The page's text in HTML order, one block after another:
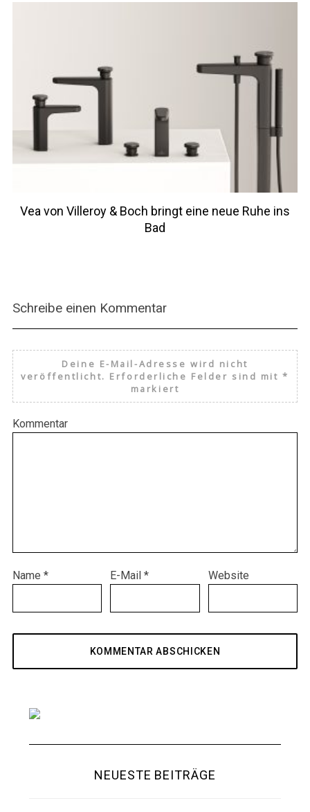
Vea von Villeroy & Boch bringt eine neue Ruhe ins
Bad
Schreibe einen Kommentar
Deine E-Mail-Adresse wird nicht
veröffentlicht. Erforderliche Felder sind mit*
markiert
Kommentar
Name * E-Mail* Website
NEUESTE BEITRÄGE